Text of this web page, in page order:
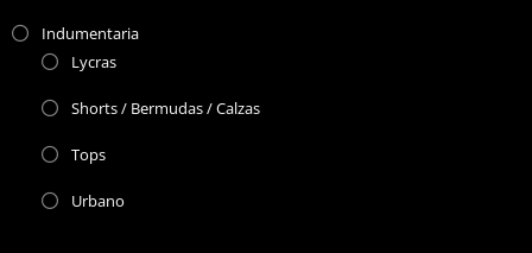
Indumentaria
Lycras
Shorts / Bermudas / Calzas
Tops
Urbano